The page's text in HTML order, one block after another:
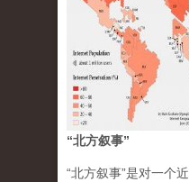
“北方叙事”
“北方叙事”是对一个